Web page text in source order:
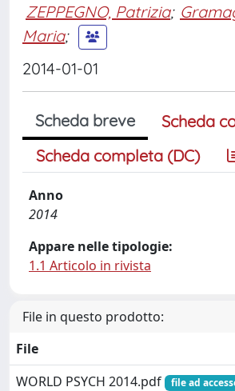
ZEPPEGNO, Patrizia;
Maria;
2014-01-01
Scheda breve
Scheda
Scheda completa (DC)
Anno
2014
Appare nelle tipologie:
1.1 Articolo in rivista
File in questo prodotto:
File
WORLD PSYCH 2014.pdf
file ad